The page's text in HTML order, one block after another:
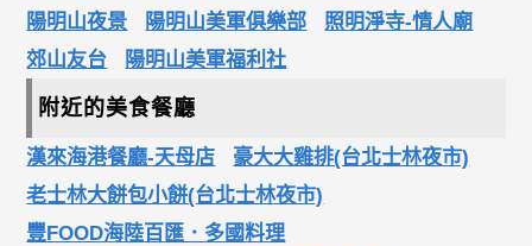
陽明山夜景
陽明山美軍俱樂部
照明淨寺-情人廟
郊山友台
陽明山美軍福利社
附近的美食餐廳
漢來海港餐廳-天母店
豪大大雞排(台北士林夜市)
老士林大餅包小餅(台北士林夜市)
豐FOOD海陸百匯．多國料理